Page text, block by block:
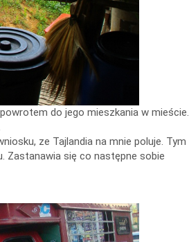
do jego mieszkania w mieście.
ze Tajlandia na mnie poluje. Tym
Zastanawia się co następne sobie